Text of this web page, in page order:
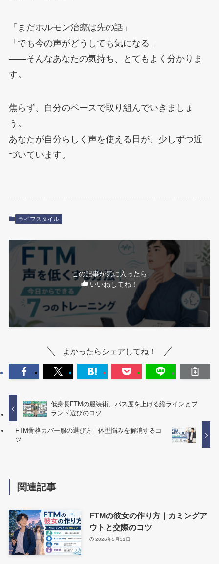
「まだホルモン治療は先の話」
「でも今の声がどうしても気になる」
——そんなあなたの気持ち、とてもよく分かりま
す。
焦らず、自分のペースで取り組んでいきましょ
う。
あなたが自分らしく声を使える日が、少しずつ近
づいています。
ライフスタイル
この記事が気に入ったら
いいねしてね！
よかったらシェアしてね！
低身長FTMの服装術、パス度を上げる縦ラインとブ
ランド選びのコツ
FTM骨格カバー服の選び方｜体型悩みを解消するコ
ツ
関連記事
FTMの彼女の作り方｜カミングア
ウトと交際のコツ
2026年5月31日